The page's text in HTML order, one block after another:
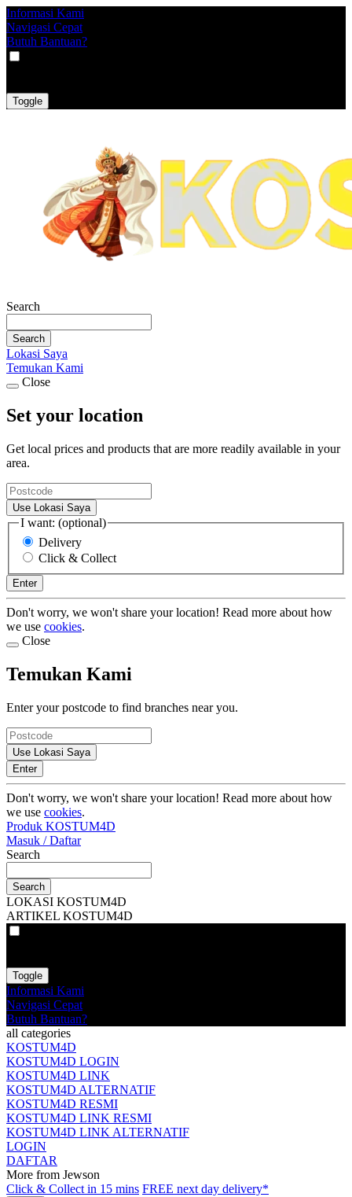
Informasi Kami
Navigasi Cepat
Butuh Bantuan?
Toggle
Search
Search
Lokasi Saya
Temukan Kami
Close
Set your location
Get local prices and products that are more readily available in your
area.
Use Lokasi Saya
I want: (optional)
Delivery
Click & Collect
Enter
Don't worry, we won't share your location! Read more about how
we use cookies.
Close
Temukan Kami
Enter your postcode to find branches near you.
Use Lokasi Saya
Enter
Don't worry, we won't share your location! Read more about how
we use cookies.
Produk KOSTUM4D
Masuk / Daftar
Search
Search
LOKASI KOSTUM4D
ARTIKEL KOSTUM4D
Toggle
Informasi Kami
Navigasi Cepat
Butuh Bantuan?
all categories
KOSTUM4D
KOSTUM4D LOGIN
KOSTUM4D LINK
KOSTUM4D ALTERNATIF
KOSTUM4D RESMI
KOSTUM4D LINK RESMI
KOSTUM4D LINK ALTERNATIF
LOGIN
DAFTAR
More from Jewson
Click & Collect in 15 mins FREE next day delivery*